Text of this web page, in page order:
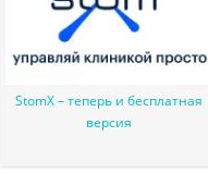
StomX – теперь и бесплатная
версия